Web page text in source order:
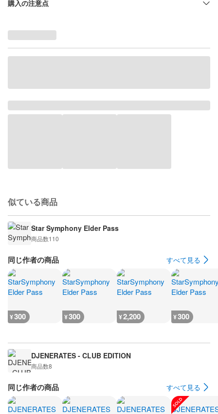
購入の注意点
似ている商品
Star Symphony Elder Pass
商品数110
同じ作者の商品 すべて見る
¥300 ¥300 ¥2,200 ¥300
DJENERATES - CLUB EDITION
商品数8
同じ作者の商品 すべて見る